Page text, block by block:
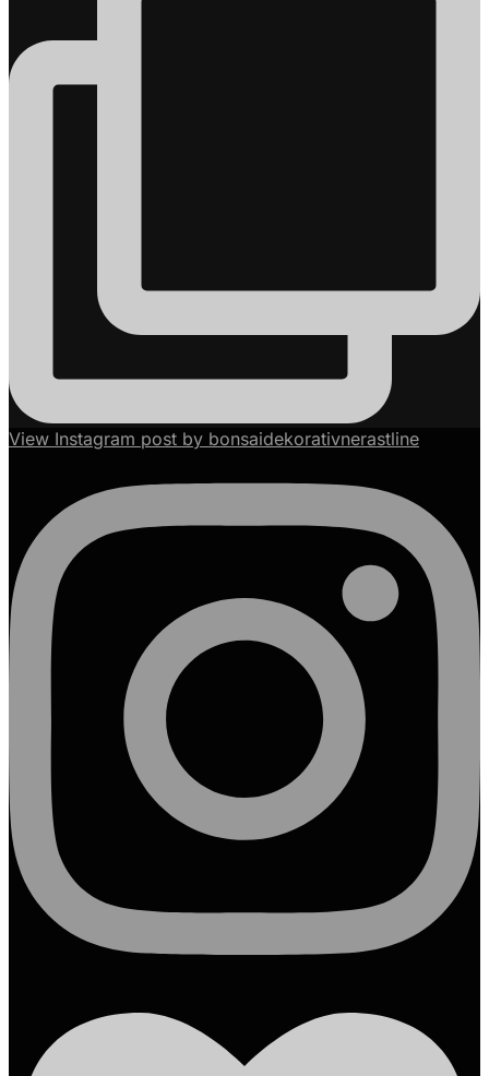
View Instagram post by bonsaidekorativnerastline